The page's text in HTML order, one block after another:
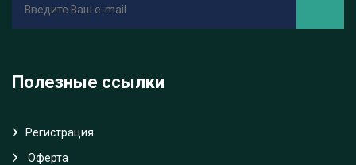
Полезные ссылки
Регистрация
Oферта